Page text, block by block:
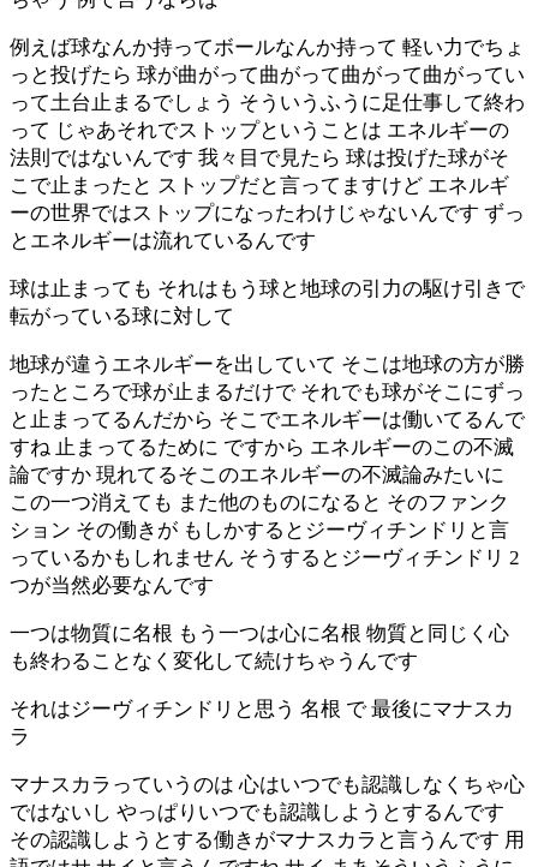
例えば球なんか持ってボールなんか持って 軽い力でちょ
っと投げたら 球が曲がって曲がって曲がって曲がってい
って土台止まるでしょう そういうふうに足仕事して終わ
って じゃあそれでストップということは エネルギーの
法則ではないんです 我々目で見たら 球は投げた球がそ
こで止まったと ストップだと言ってますけど エネルギ
ーの世界ではストップになったわけじゃないんです ずっ
とエネルギーは流れているんです
球は止まっても それはもう球と地球の引力の駆け引きで
転がっている球に対して
地球が違うエネルギーを出していて そこは地球の方が勝
ったところで球が止まるだけで それでも球がそこにずっ
と止まってるんだから そこでエネルギーは働いてるんで
すね 止まってるために ですから エネルギーのこの不滅
論ですか 現れてるそこのエネルギーの不滅論みたいに
この一つ消えても また他のものになると そのファンク
ション その働きが もしかするとジーヴィチンドリと言
っているかもしれません そうするとジーヴィチンドリ 2
つが当然必要なんです
一つは物質に名根 もう一つは心に名根 物質と同じく心
も終わることなく変化して続けちゃうんです
それはジーヴィチンドリと思う 名根 で 最後にマナスカ
ラ
マナスカラっていうのは 心はいつでも認識しなくちゃ心
ではないし やっぱりいつでも認識しようとするんです
その認識しようとする働きがマナスカラと言うんです 用